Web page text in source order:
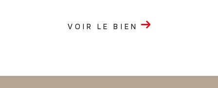
VOIR LE BIEN